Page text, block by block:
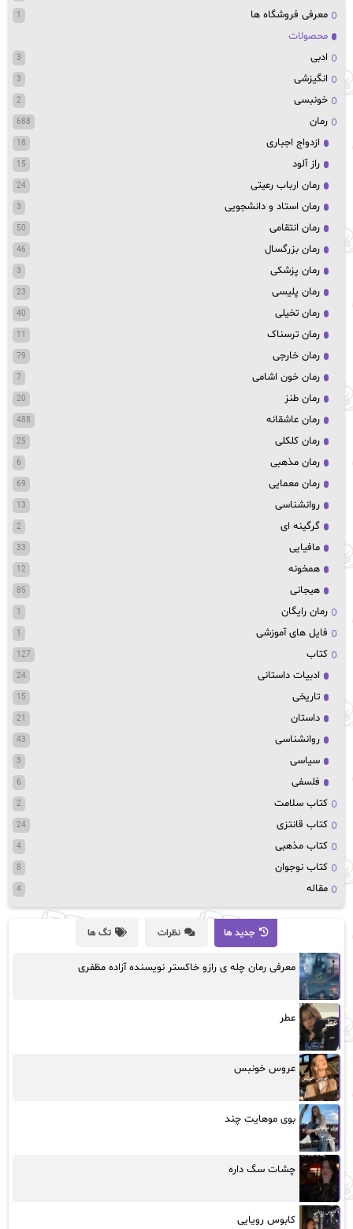
معرفی فروشگاه ها
1
محصولات
ادبی
3
انگیزشی 3
خونبسی 2
رمان 688
ازدواج اجباری 18
راز آلود 15
رمان ارباب رعیتی 24
رمان استاد و دانشجویی 3
رمان انتقامی 50
رمان بزرگسال 46
رمان پزشکی 3
رمان پلیسی 23
رمان تخیلی 40
رمان ترسناک 11
رمان خارجی 79
رمان خون اشامی 7
رمان طنز 20
رمان عاشقانه 488
رمان کلکلی 25
رمان مذهبی 6
رمان معمایی 69
روانشناسی 13
گرگینه ای 2
مافیایی 33
همخونه 12
هیجانی 85
رمان رایگان 1
فایل های آموزشی 1
کتاب 127
ادبیات داستانی 24
تاریخی 15
داستان 21
روانشناسی 43
سیاسی 3
فلسفی 6
کتاب سلامت 2
کتاب قانتزی 24
کتاب مذهبی 4
کتاب نوجوان 8
مقاله 4
جدید ها نظرات تگ ها
معرفی رمان چله ی رازو خاکستر نویسنده آزاده مظفری
عطر
عروس خونبس
بوی موهایت چند
چشات سگ داره
کابوس رویایی